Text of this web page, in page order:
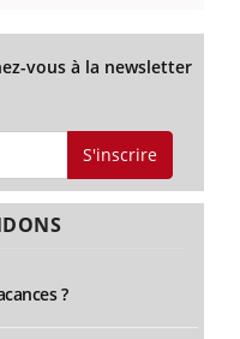
vous à la newsletter
S'inscrire
?